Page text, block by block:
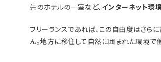
先のホテルの一室など、 インターネット環
フリーランスであれば、この自由度はさら
ん。地方に移住して自然に囲まれた環境で